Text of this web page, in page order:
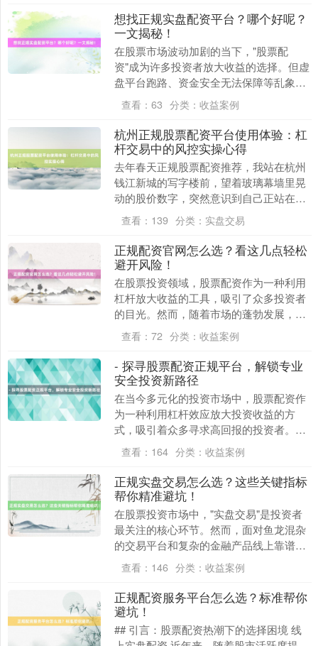
想找正规实盘配资平台？哪个好呢？
一文揭秘！
在股票市场波动加剧的当下，"股票配
资"成为许多投资者放大收益的选择。但虚
盘平台跑路、资金安全无法保障等乱象，
让不少人陷入"想配资又怕被骗"的困境。
本文结合行业数....
查看： 63 分类： 收益案例
杭州正规股票配资平台使用体验：杠
杆交易中的风控实操心得
去年春天正规股票配资推荐，我站在杭州
钱江新城的写字楼前，望着玻璃幕墙里晃
动的股价数字，突然意识到自己正站在一
个危险的悬崖边——手里攥着从正规配资
平台借来的50万....
查看： 139 分类： 实盘交易
正规配资官网怎么选？看这几点轻松
避开风险！
在股票投资领域，股票配资作为一种利用
杠杆放大收益的工具，吸引了众多投资者
的目光。然而，随着市场的蓬勃发展，配
资平台如雨后春笋般涌现，其中不乏一些
非正规、高风险的....
查看： 72 分类： 收益案例
- 探寻股票配资正规平台，解锁专业
安全投资新路径
在当今多元化的投资市场中，股票配资作
为一种利用杠杆效应放大投资收益的方
式，吸引着众多寻求高回报的投资者。然
而，伴随高收益潜力的往往是高风险，尤
其是当投资者误入非....
查看： 164 分类： 收益案例
正规实盘交易怎么选？这些关键指标
帮你精准避坑！
在股票投资市场中，"实盘交易"是投资者
最关注的核心环节。然而，面对鱼龙混杂
的交易平台和复杂的金融产品线上靠谱正
规配资，如何选择正规实盘交易渠道成为
新手投资者的首....
查看： 146 分类： 收益案例
正规配资服务平台怎么选？标准帮你
避坑！
## 引言：股票配资热潮下的选择困境 线
上证综指 3938.08 +37.72 +0.97%
14297.94